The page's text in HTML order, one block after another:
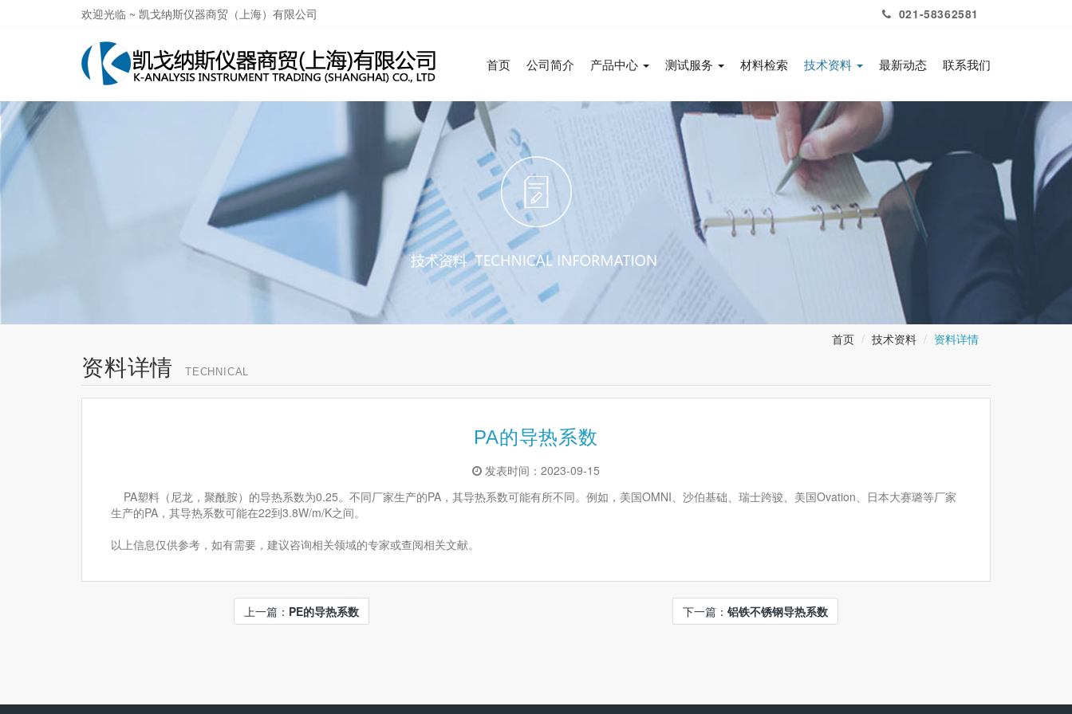
欢迎光临 ~ 凯戈纳斯仪器商贸（上海）有限公司 021-58362581
首页 公司简介 产品中心 测试服务 材料检索 技术资料 最新动态 联系我们
首页 技术资料 资料详情
资料详情 TECHNICAL
PA的导热系数
发表时间：2023-09-15
PA塑料（尼龙，聚酰胺）的导热系数为0.25。不同厂家生产的PA，其导热系数可能有所不同。例如，美国OMNI、沙伯基础、瑞士跨骏、美国Ovation、日本大赛璐等厂家
生产的PA，其导热系数可能在22到3.8W/m/K之间。
以上信息仅供参考，如有需要，建议咨询相关领域的专家或查阅相关文献。
上一篇： PE的导热系数 下一篇：铝铁不锈钢导热系数